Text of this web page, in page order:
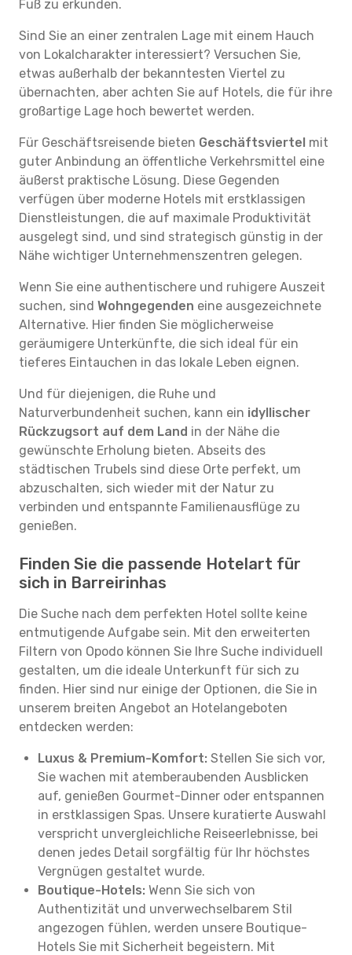
Fuß zu erkunden.
Sind Sie an einer zentralen Lage mit einem Hauch
von Lokalcharakter interessiert? Versuchen Sie,
etwas außerhalb der bekanntesten Viertel zu
übernachten, aber achten Sie auf Hotels, die für ihre
großartige Lage hoch bewertet werden.
Für Geschäftsreisende bieten Geschäftsviertel mit
guter Anbindung an öffentliche Verkehrsmittel eine
äußerst praktische Lösung. Diese Gegenden
verfügen über moderne Hotels mit erstklassigen
Dienstleistungen, die auf maximale Produktivität
ausgelegt sind, und sind strategisch günstig in der
Nähe wichtiger Unternehmenszentren gelegen.
Wenn Sie eine authentischere und ruhigere Auszeit
suchen, sind Wohngegenden eine ausgezeichnete
Alternative. Hier finden Sie möglicherweise
geräumigere Unterkünfte, die sich ideal für ein
tieferes Eintauchen in das lokale Leben eignen.
Und für diejenigen, die Ruhe und
Naturverbundenheit suchen, kann ein idyllischer
Rückzugsort auf dem Land in der Nähe die
gewünschte Erholung bieten. Abseits des
städtischen Trubels sind diese Orte perfekt, um
abzuschalten, sich wieder mit der Natur zu
verbinden und entspannte Familienausflüge zu
genießen.
Finden Sie die passende Hotelart für
sich in Barreirinhas
Die Suche nach dem perfekten Hotel sollte keine
entmutigende Aufgabe sein. Mit den erweiterten
Filtern von Opodo können Sie Ihre Suche individuell
gestalten, um die ideale Unterkunft für sich zu
finden. Hier sind nur einige der Optionen, die Sie in
unserem breiten Angebot an Hotelangeboten
entdecken werden:
Luxus & Premium-Komfort: Stellen Sie sich vor,
Sie wachen mit atemberaubenden Ausblicken
auf, genießen Gourmet-Dinner oder entspannen
in erstklassigen Spas. Unsere kuratierte Auswahl
verspricht unvergleichliche Reiseerlebnisse, bei
denen jedes Detail sorgfältig für Ihr höchstes
Vergnügen gestaltet wurde.
Boutique-Hotels: Wenn Sie sich von
Authentizität und unverwechselbarem Stil
angezogen fühlen, werden unsere Boutique-
Hotels Sie mit Sicherheit begeistern. Mit